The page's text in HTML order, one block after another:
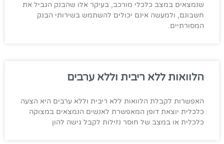
שנמצאים במצב כלכלי מורכב, בעיקר אלו שהבנק הגביל את
חשבונם, ולמעשה אינם יכולים להשתמש בשירותי הבנק
המסורתיים.
הלוואות ללא ריבית וללא ערבים
האפשרות לקבלת הלוואות ללא ריבית וללא ערבים היא הצעה
כלכלית יוצאת דופן המאפשרת לאנשים הנמצאים במצוקה
כלכלית או במצב של חוסר נזילות לקבל גישה להון